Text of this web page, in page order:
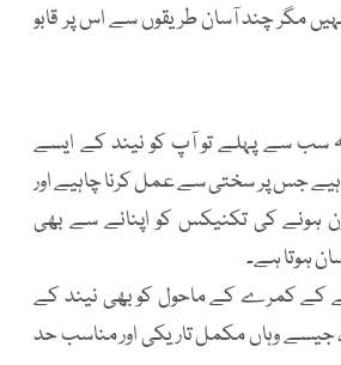
مگر چند آسان طریقوں سے اس پر قابو
کہ سب سے پہلے تو آپ کو نیند کے ایسے
جس پر سختی سے عمل کرنا چاہیے اور
ہونے کی تکنیکس کو اپنانے سے بھی
ہوتا ہے۔
کے کمرے کے ماحول کو بھی نیند کے
جیسے وہاں مکمل تاریکی اور مناسب حد